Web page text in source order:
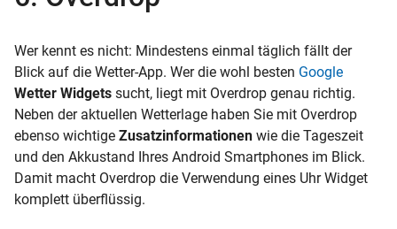
Wer kennt es nicht: Mindestens einmal täglich fällt der
Blick auf die Wetter-App. Wer die wohl besten Google
Wetter Widgets sucht, liegt mit Overdrop genau richtig.
Neben der aktuellen Wetterlage haben Sie mit Overdrop
ebenso wichtige Zusatzinformationen wie die Tageszeit
und den Akkustand Ihres Android Smartphones im Blick.
Damit macht Overdrop die Verwendung eines Uhr Widget
komplett überflüssig.